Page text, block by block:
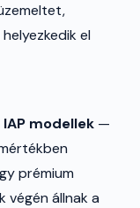
el
modellek —
prémium
végén állnak a